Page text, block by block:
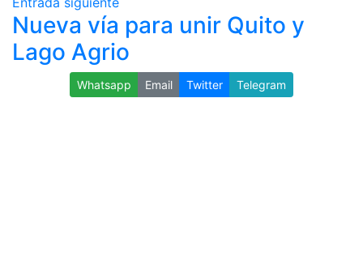
Nueva vía para unir Quito y
Lago Agrio
Whatsapp Email Twitter Telegram